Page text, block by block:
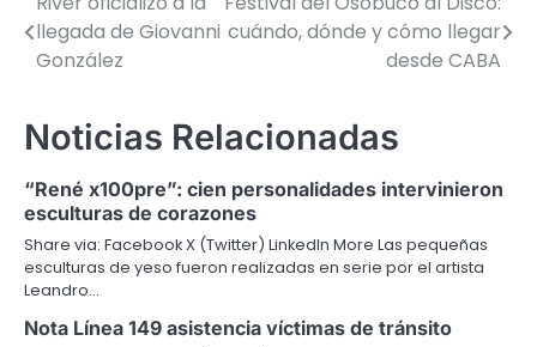
Navegación
de
llegada de Giovanni
González
cuándo, dónde y cómo llegar
desde CABA
Noticias Relacionadas
“René x100pre”: cien personalidades intervinieron
esculturas de corazones
Share via: Facebook X (Twitter) LinkedIn More Las pequeñas
esculturas de yeso fueron realizadas en serie por el artista
Leandro…
Nota Línea 149 asistencia víctimas de tránsito